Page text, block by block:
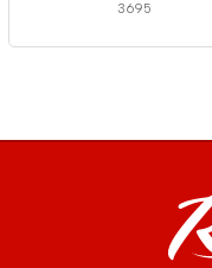
3695